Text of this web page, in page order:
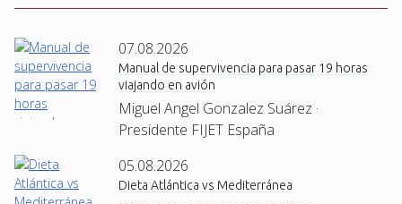
07.08.2026
Manual de supervivencia para pasar 19 horas
viajando en avión
Miguel Angel Gonzalez Suárez ·
Presidente FIJET España
05.08.2026
Dieta Atlántica vs Mediterránea